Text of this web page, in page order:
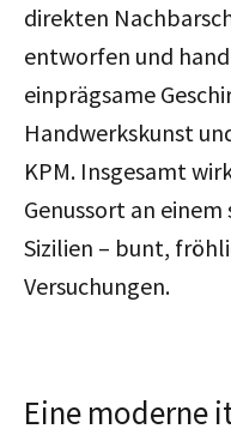
direkten
entworfen und
einprägsame
Handwerkskunst
KPM. Insgesamt
Genussort an
Sizilien – bunt,
Versuchungen.
Eine moderne